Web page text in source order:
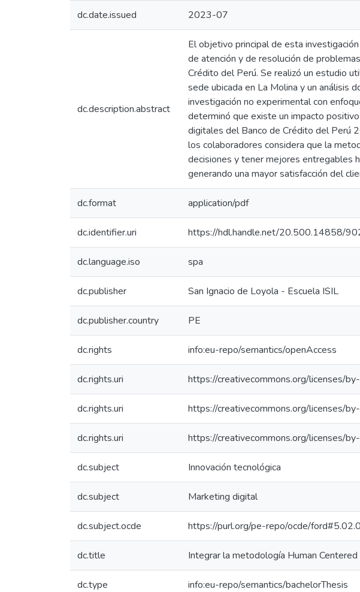
dc.date.issued 2023-07
dc.description.abstract
El objetivo principal de esta
de atención y de resolución de
Crédito del Perú. Se realizó un estudio
sede ubicada en La Molina y un análisis
investigación no experimental con
determinó que existe un impacto
digitales del Banco de Crédito del Perú
los colaboradores considera que la
decisiones y tener mejores entregables
generando una mayor satisfacción del
dc.format application/pdf
dc.identifier.uri https://hdl.handle.net/20.500.14858/
dc.language.iso spa
dc.publisher San Ignacio de Loyola - Escuela ISIL
dc.publisher.country PE
dc.rights info:eu-repo/semantics/openAccess
dc.rights.uri https://creativecommons.org/licenses/
dc.rights.uri https://creativecommons.org/licenses/
dc.rights.uri https://creativecommons.org/licenses/
dc.subject Innovación tecnológica
dc.subject Marketing digital
dc.subject.ocde https://purl.org/pe-repo/ocde/
dc.title Integrar la metodología Human
dc.type info:eu-repo/semantics/bachelorThesis